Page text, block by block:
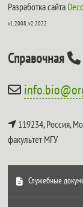
Разработка сайта
v1.2008, v2.2022
Справочная
119234, Россия,
факультет МГУ
Служебные